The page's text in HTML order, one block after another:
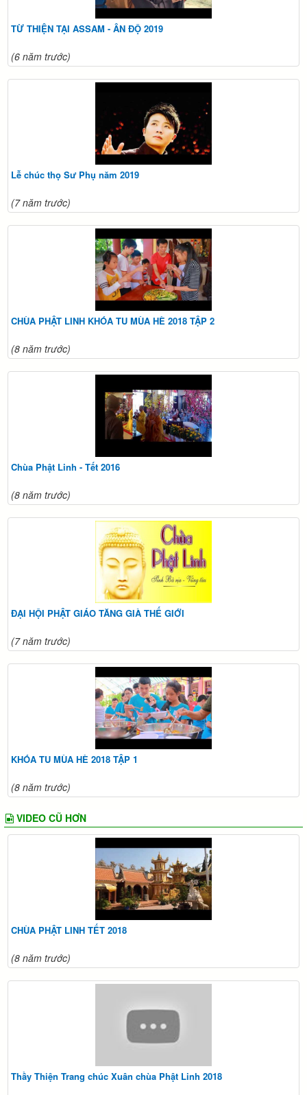
TỪ THIỆN TẠI ASSAM - ÂN ĐỘ 2019
(6 năm trước)
Lễ chúc thọ Sư Phụ năm 2019
(7 năm trước)
CHÙA PHẬT LINH KHÓA TU MÙA HÈ 2018 TẬP 2
(8 năm trước)
Chùa Phật Linh - Tết 2016
(8 năm trước)
ĐẠI HỘI PHẬT GIÁO TĂNG GIÀ THẾ GIỚI
(7 năm trước)
KHÓA TU MÙA HÈ 2018 TẬP 1
(8 năm trước)
VIDEO CŨ HƠN
CHÙA PHẬT LINH TẾT 2018
(8 năm trước)
Thầy Thiện Trang chúc Xuân chùa Phật Linh 2018